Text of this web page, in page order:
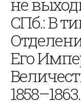
не
СПб.: В
Его
1858–1863.